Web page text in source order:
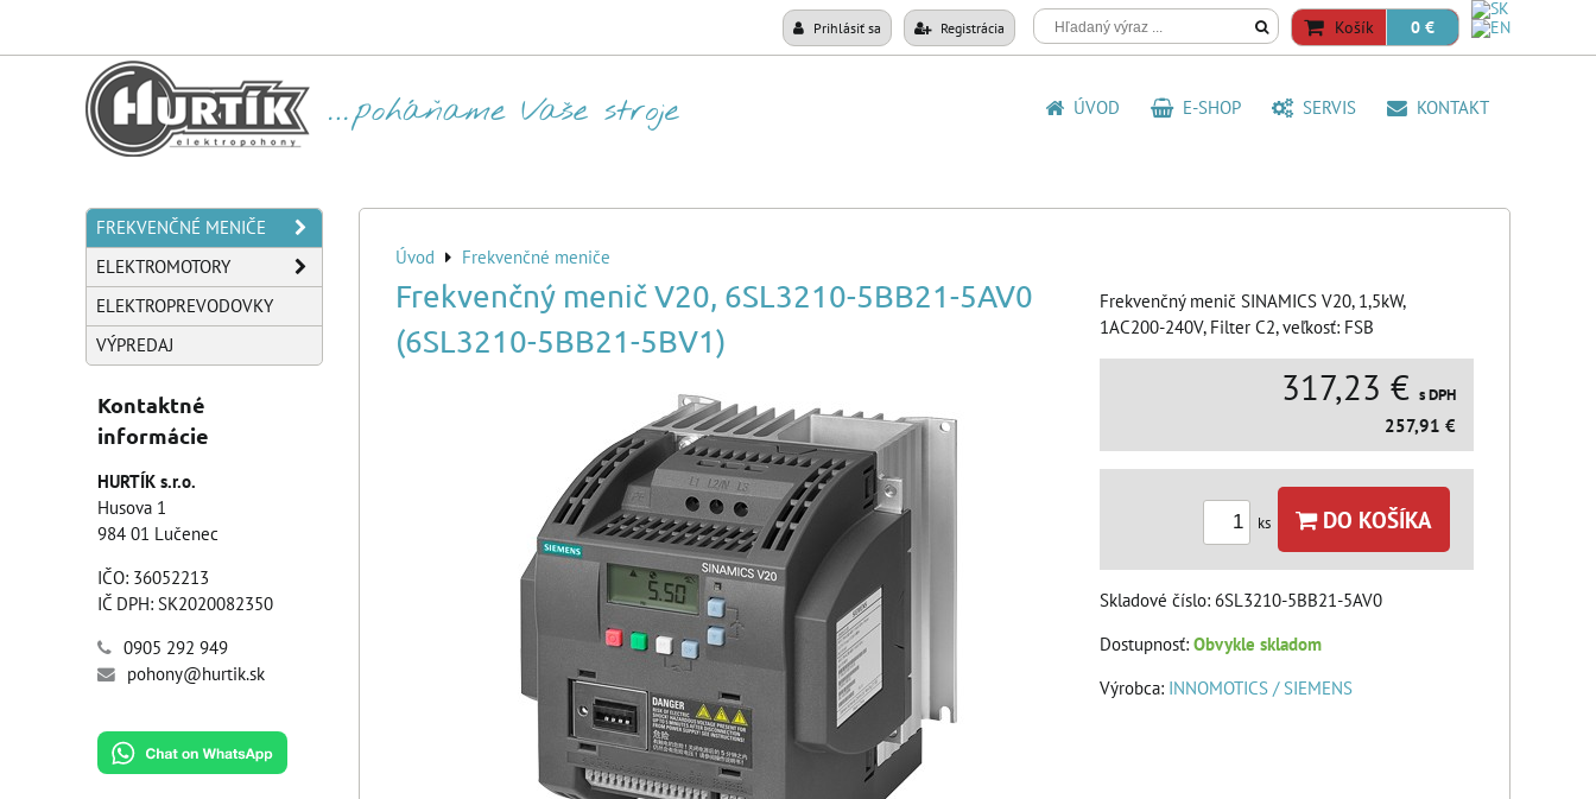
Prihlásiť sa Registrácia Košík 0 €
ÚVOD E-SHOP SERVIS KONTAKT
Úvod Frekvenčné meniče
Frekvenčný menič V20, 6SL3210-5BB21-5AV0
(6SL3210-5BB21-5BV1)
Frekvenčný menič SINAMICS V20, 1,5kW,
1AC200-240V, Filter C2, veľkosť: FSB
317,23 € s DPH
257,91 €
ks DO KOŠÍKA
Skladové číslo: 6SL3210-5BB21-5AV0
Dostupnosť: Obvykle skladom
Výrobca: INNOMOTICS / SIEMENS
FREKVENČNÉ MENIČE
ELEKTROMOTORY
ELEKTROPREVODOVKY
VÝPREDAJ
Kontaktné
informácie
HURTÍK s.r.o.
Husova 1
984 01 Lučenec
IČO: 36052213
IČ DPH: SK2020082350
0905 292 949
pohony@hurtik.sk